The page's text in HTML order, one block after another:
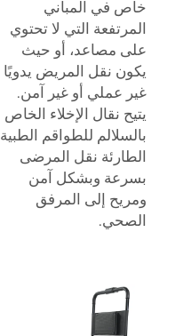
خاص في المباني
المرتفعة التي لا تحتوي
على مصاعد، أو حيث
يكون نقل المريض يدويًا
غير عملي أو غير آمن.
يتيح نقال الإخلاء الخاص
بالسلالم للطواقم الطبية
الطارئة نقل المرضى
بسرعة وبشكل آمن
ومريح إلى المرفق
الصحي.